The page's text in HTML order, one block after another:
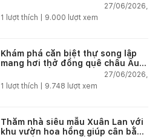
27/06/2026,
1
lượt thích | 9.000 lượt xem
Khám phá căn biệt thự song lập
mang hơi thở đồng quê châu Âu
tại vùng biển đẹp nhất Nha Trang
27/06/2026,
1
lượt thích | 9.748 lượt xem
Thăm nhà siêu mẫu Xuân Lan với
khu vườn hoa hồng giúp cân bằng